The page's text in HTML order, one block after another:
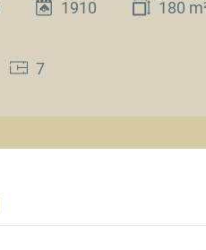
1910 180
7